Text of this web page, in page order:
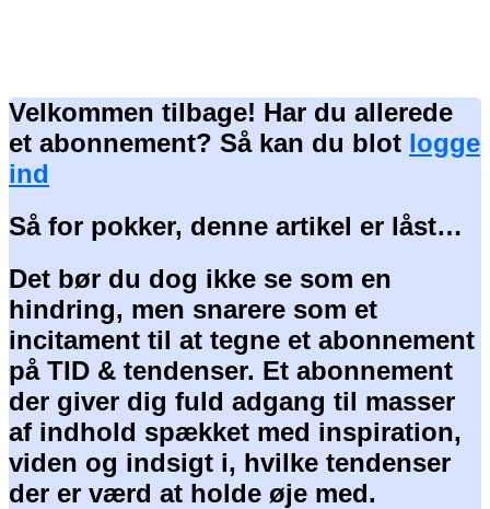
Velkommen tilbage! Har du allerede
et abonnement? Så kan du blot logge
ind
Så for pokker, denne artikel er låst…
Det bør du dog ikke se som en
hindring, men snarere som et
incitament til at tegne et abonnement
på TID & tendenser. Et abonnement
der giver dig fuld adgang til masser
af indhold spækket med inspiration,
viden og indsigt i, hvilke tendenser
der er værd at holde øje med.